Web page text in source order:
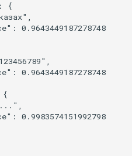
{
0.9643449187278748
0.9643449187278748
{
0.9983574151992798